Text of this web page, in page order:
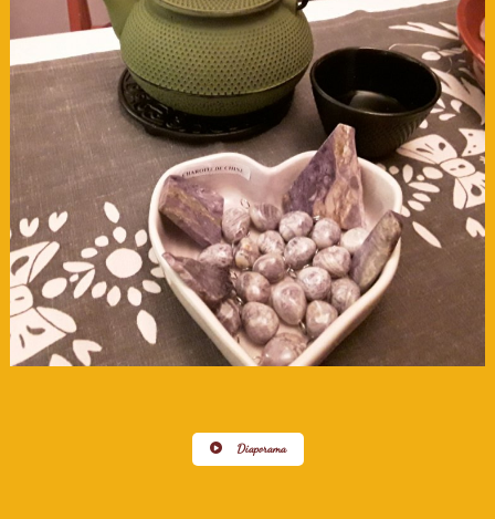
Diaporama